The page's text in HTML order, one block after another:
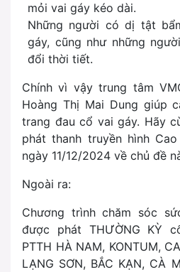
mỏi vai gáy kéo dài.
Những người có dị tật
gáy, cũng như những
đổi thời tiết.
Chính vì vậy trung tâm
Hoàng Thị Mai Dung giúp
trang đau cổ vai gáy. Hãy
phát thanh truyền hình
ngày 11/12/2024 về chủ đề
Ngoài ra:
Chương trình chăm sóc
được phát THƯỜNG KỲ
PTTH HÀ NAM, KONTUM,
LẠNG SƠN, BẮC KẠN, CÀ